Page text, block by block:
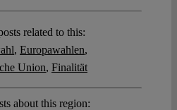
related to this:
, Europawahlen,
Union, Finalität
about this region: